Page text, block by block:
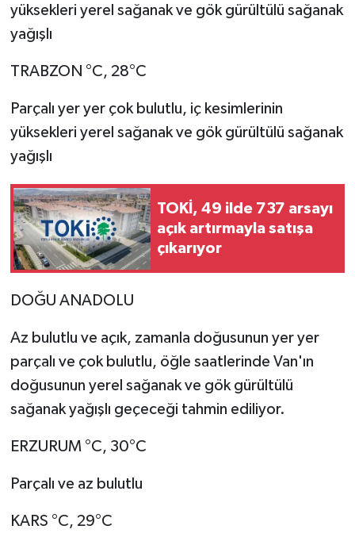
yüksekleri yerel sağanak ve gök gürültülü sağanak
yağışlı
TRABZON °C, 28°C
Parçalı yer yer çok bulutlu, iç kesimlerinin
yüksekleri yerel sağanak ve gök gürültülü sağanak
yağışlı
TOKİ, 49 ilde 737 arsayı
açık artırmayla satışa
çıkarıyor
DOĞU ANADOLU
Az bulutlu ve açık, zamanla doğusunun yer yer
parçalı ve çok bulutlu, öğle saatlerinde Van'ın
doğusunun yerel sağanak ve gök gürültülü
sağanak yağışlı geçeceği tahmin ediliyor.
ERZURUM °C, 30°C
Parçalı ve az bulutlu
KARS °C, 29°C